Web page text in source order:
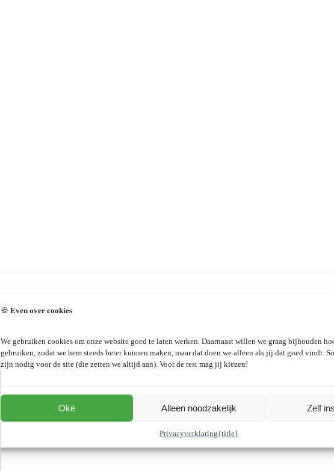
🍪 Even over cookies
We gebruiken cookies om onze website goed te laten werken. Daarnaast willen we graag bijhouden
gebruiken, zodat we hem steeds beter kunnen maken, maar dat doen we alleen als jij dat goed vindt.
zijn nodig voor de site (die zetten we altijd aan). Voor de rest mag jij kiezen!
Oké Alleen noodzakelijk Zelf
Privacyverklaring{title}